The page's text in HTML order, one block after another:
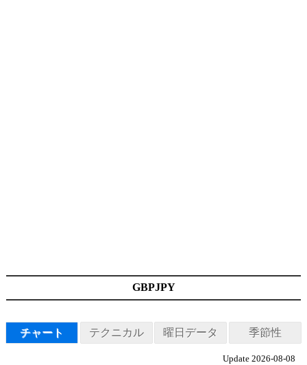
GBPJPY
チャート テクニカル 曜日データ 季節性
Update 2026-08-08